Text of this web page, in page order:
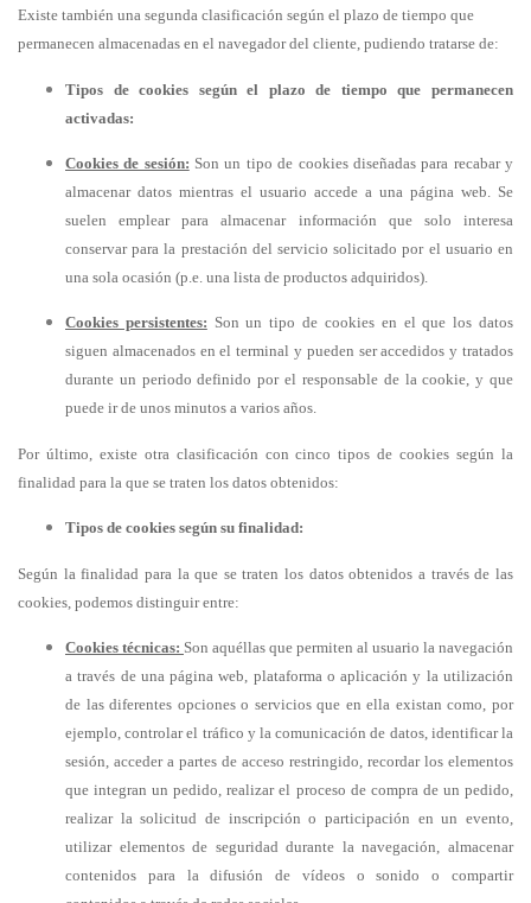
Existe también una segunda clasificación según el plazo de tiempo que
permanecen almacenadas en el navegador del cliente, pudiendo tratarse de:
Tipos de cookies según el plazo de tiempo que permanecen
activadas:
Cookies de sesión: Son un tipo de cookies diseñadas para recabar y
almacenar datos mientras el usuario accede a una página web. Se
suelen emplear para almacenar información que solo interesa
conservar para la prestación del servicio solicitado por el usuario en
una sola ocasión (p.e. una lista de productos adquiridos).
Cookies persistentes: Son un tipo de cookies en el que los datos
siguen almacenados en el terminal y pueden ser accedidos y tratados
durante un periodo definido por el responsable de la cookie, y que
puede ir de unos minutos a varios años.
Por último, existe otra clasificación con cinco tipos de cookies según la
finalidad para la que se traten los datos obtenidos:
Tipos de cookies según su finalidad:
Según la finalidad para la que se traten los datos obtenidos a través de las
cookies, podemos distinguir entre:
Cookies técnicas: Son aquéllas que permiten al usuario la navegación
a través de una página web, plataforma o aplicación y la utilización
de las diferentes opciones o servicios que en ella existan como, por
ejemplo, controlar el tráfico y la comunicación de datos, identificar la
sesión, acceder a partes de acceso restringido, recordar los elementos
que integran un pedido, realizar el proceso de compra de un pedido,
realizar la solicitud de inscripción o participación en un evento,
utilizar elementos de seguridad durante la navegación, almacenar
contenidos para la difusión de vídeos o sonido o compartir